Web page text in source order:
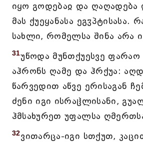
იყო გოდებაჲ და
მას ქუეყანასა ეგჳპტისასა.
სახლი, რომელსა შინა არა
31უწოდა მუნთქუესვე ფარაო
აჰრონს ღამე და ჰრქუა:
წარვედით აწვე ერისაგან
ძენი იგი ისრაჱლისანი,
ჰმსახურეთ უფალსა
32ვითარცა-იგი სთქუთ,